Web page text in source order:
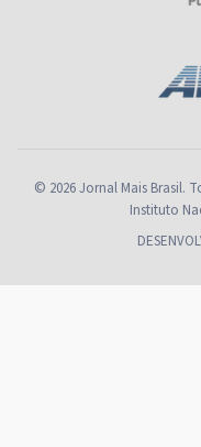
© 2026 Jornal Mais Brasil.
Instituto